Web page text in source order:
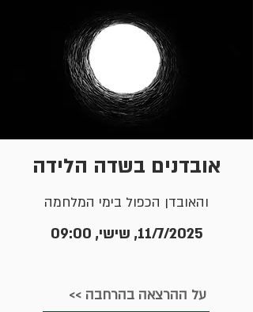
אובדנים בשדה הלידה
והאובדן הכפול בימי המלחמה
11/7/2025, שישי, 09:00
<< על ההרצאה בהרחבה